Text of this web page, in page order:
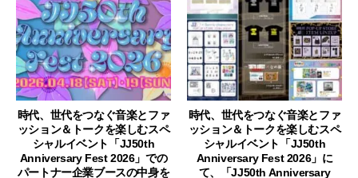
時代、世代をつなぐ音楽とファ
ッション＆トークを楽しむスペ
シャルイベント「JJ50th
Anniversary Fest 2026」での
パートナー企業ブースの中身を
時代、世代をつなぐ音楽とファ
ッション＆トークを楽しむスペ
シャルイベント「JJ50th
Anniversary Fest 2026」に
て、「JJ50th Anniversary